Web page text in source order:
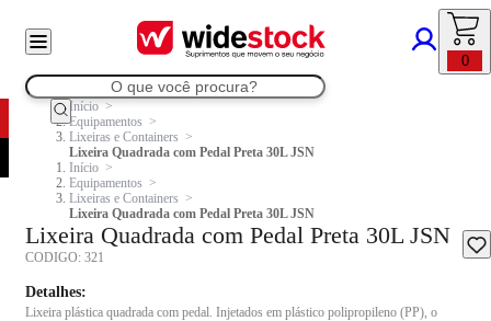
0
Início
Equipamentos
Lixeiras e Containers
Lixeira Quadrada com Pedal Preta 30L JSN
Início
Equipamentos
Lixeiras e Containers
Lixeira Quadrada com Pedal Preta 30L JSN
Lixeira Quadrada com Pedal Preta 30L JSN
CODIGO: 321
Detalhes:
Lixeira plástica quadrada com pedal. Injetados em plástico polipropileno (PP), o